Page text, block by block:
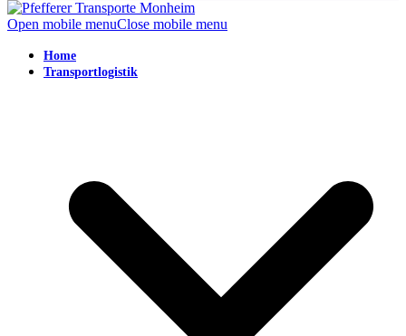
Open mobile menuClose mobile menu
Home
Transportlogistik